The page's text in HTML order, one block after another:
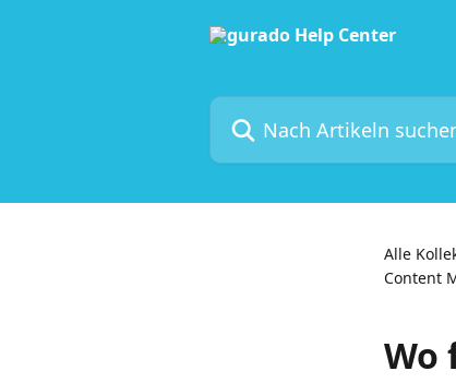
Nach Artikeln suchen …
Alle
Content
Wo